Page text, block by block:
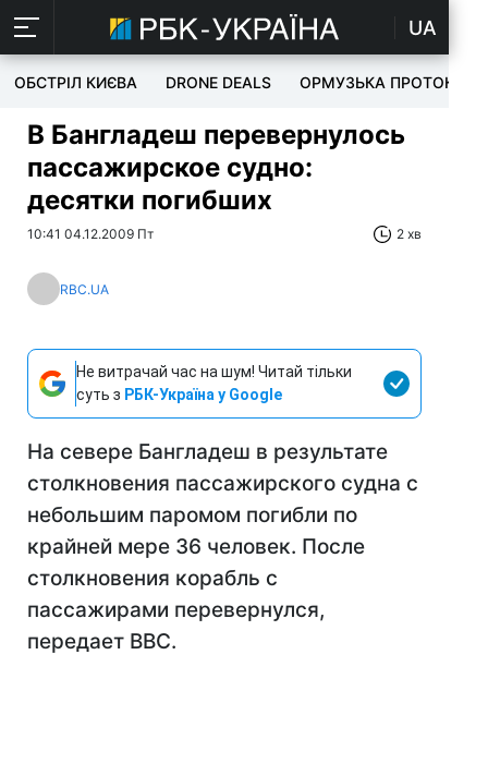
UA
ОБСТРІЛ КИЄВА DRONE DEALS ОРМУЗЬКА ПРОТОКА
В Бангладеш перевернулось
пассажирское судно:
десятки погибших
10:41 04.12.2009 Пт 2 хв
RBC.UA
Не витрачай час на шум! Читай тільки
суть з РБК-Україна у Google
На севере Бангладеш в результате
столкновения пассажирского судна с
небольшим паромом погибли по
крайней мере 36 человек. После
столкновения корабль с
пассажирами перевернулся,
передает ВВС.